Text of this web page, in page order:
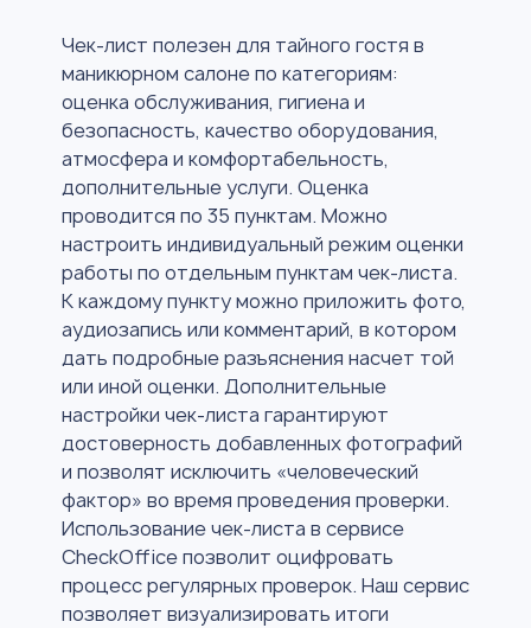
Чек-лист полезен для тайного гостя в
маникюрном салоне по категориям:
оценка обслуживания, гигиена и
безопасность, качество оборудования,
атмосфера и комфортабельность,
дополнительные услуги. Оценка
проводится по 35 пунктам. Можно
настроить индивидуальный режим оценки
работы по отдельным пунктам чек-листа.
К каждому пункту можно приложить фото,
аудиозапись или комментарий, в котором
дать подробные разъяснения насчет той
или иной оценки. Дополнительные
настройки чек-листа гарантируют
достоверность добавленных фотографий
и позволят исключить «человеческий
фактор» во время проведения проверки.
Использование чек-листа в сервисе
CheckOffice позволит оцифровать
процесс регулярных проверок. Наш сервис
позволяет визуализировать итоги